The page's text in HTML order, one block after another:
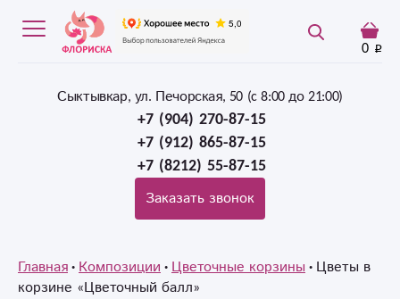
0
Сыктывкар, ул. Печорская, 50 (c 8:00 до 21:00)
+7 (904) 270-87-15
+7 (912) 865-87-15
+7 (8212) 55-87-15
Заказать звонок
Главная Композиции Цветочные корзины Цветы в
корзине «Цветочный балл»